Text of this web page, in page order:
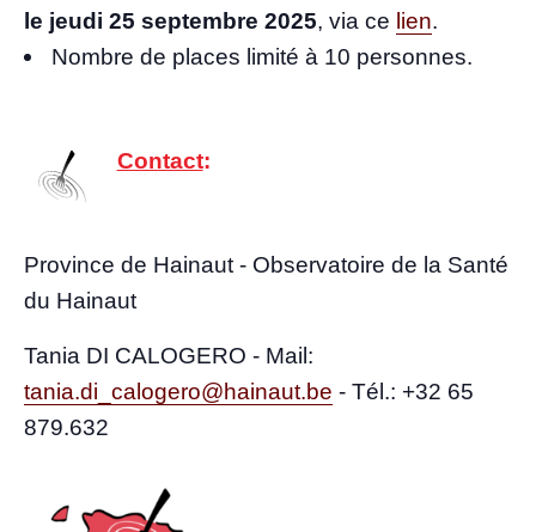
le jeu­di 25 sep­tembre 2025, via ce lien.
Nombre de places limi­té à 10 personnes.
Contact:
Pro­vince de Hai­naut - Obser­va­toire de la San­té
du Hainaut
Tania DI CALOGERO - Mail:
tania.di_calogero@hainaut.be - Tél.: +32 65
879.632